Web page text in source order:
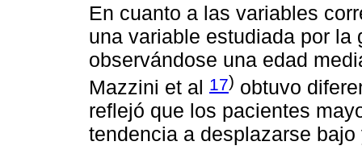
En cuanto a las variables
una variable estudiada por
observándose una edad
Mazzini et al 17) obtuvo
reflejó que los pacientes
tendencia a desplazarse bajo